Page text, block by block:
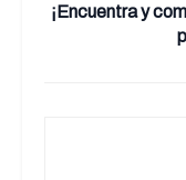
¡Encuentra y